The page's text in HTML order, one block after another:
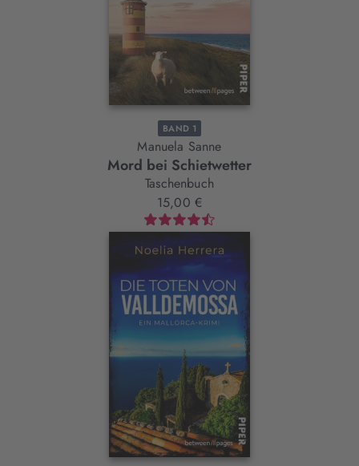
BAND 1
Manuela Sanne
Mord bei Schietwetter
Taschenbuch
15,00 €